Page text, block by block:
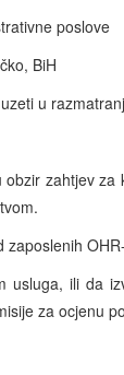
poslove
BiH
u
zahtjev
zaposlenih
usluga, ili da
za ocjenu